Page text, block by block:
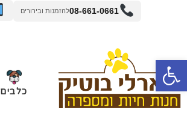
פתח סרגל נגישות
08-661-0661להזמנות ובירורים
כלבים